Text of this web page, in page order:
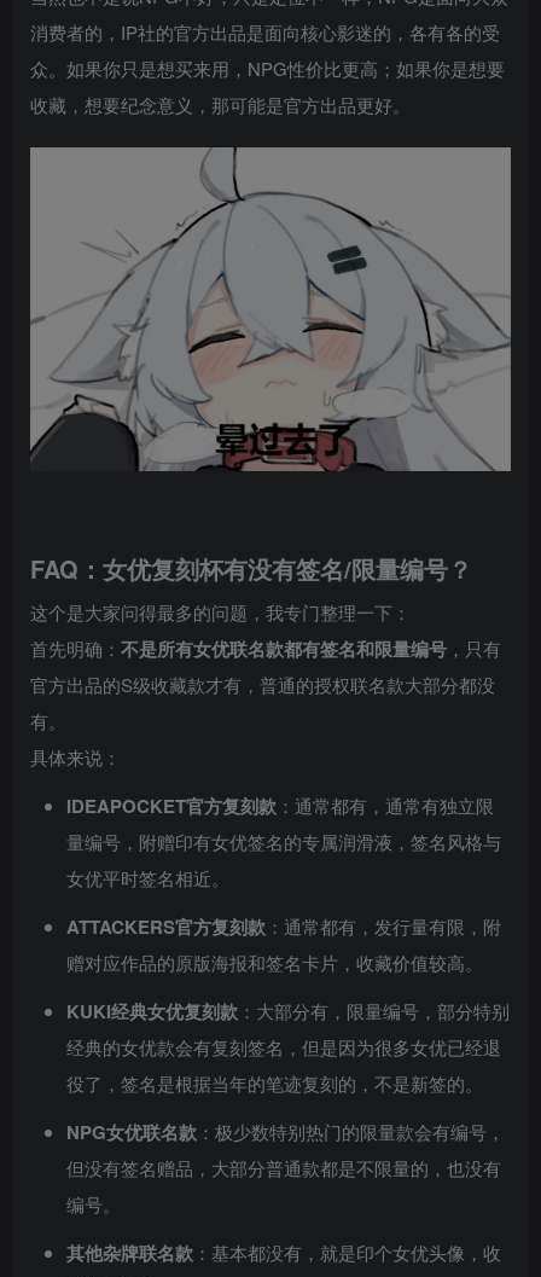
消费者的，IP社的官方出品是面向核心影迷的，各有各的受
众。如果你只是想买来用，NPG性价比更高；如果你是想要
收藏，想要纪念意义，那可能是官方出品更好。
FAQ：女优复刻杯有没有签名/限量编号？
这个是大家问得最多的问题，我专门整理一下：
首先明确： 不是所有女优联名款都有签名和限量编号 ，只有
官方出品的S级收藏款才有，普通的授权联名款大部分都没
有。
具体来说：
IDEAPOCKET官方复刻款 ：通常都有，通常有独立限
量编号，附赠印有女优签名的专属润滑液，签名风格与
女优平时签名相近。
ATTACKERS官方复刻款 ：通常都有，发行量有限，附
赠对应作品的原版海报和签名卡片，收藏价值较高。
KUKI经典女优复刻款 ：大部分有，限量编号，部分特别
经典的女优款会有复刻签名，但是因为很多女优已经退
役了，签名是根据当年的笔迹复刻的，不是新签的。
NPG女优联名款 ：极少数特别热门的限量款会有编号，
但没有签名赠品，大部分普通款都是不限量的，也没有
编号。
其他杂牌联名款 ：基本都没有，就是印个女优头像，收